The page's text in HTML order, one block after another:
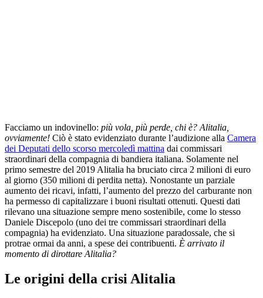
Facciamo un indovinello: più vola, più perde, chi è? Alitalia,
ovviamente! Ciò è stato evidenziato durante l’audizione alla Camera
dei Deputati dello scorso mercoledì mattina dai commissari
straordinari della compagnia di bandiera italiana. Solamente nel
primo semestre del 2019 Alitalia ha bruciato circa 2 milioni di euro
al giorno (350 milioni di perdita netta). Nonostante un parziale
aumento dei ricavi, infatti, l’aumento del prezzo del carburante non
ha permesso di capitalizzare i buoni risultati ottenuti. Questi dati
rilevano una situazione sempre meno sostenibile, come lo stesso
Daniele Discepolo (uno dei tre commissari straordinari della
compagnia) ha evidenziato. Una situazione paradossale, che si
protrae ormai da anni, a spese dei contribuenti. È arrivato il
momento di dirottare Alitalia?
Le origini della crisi Alitalia